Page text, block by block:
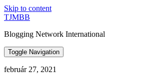
Skip to content
TJMBB
Blogging Network International
Toggle Navigation
február 27, 2021